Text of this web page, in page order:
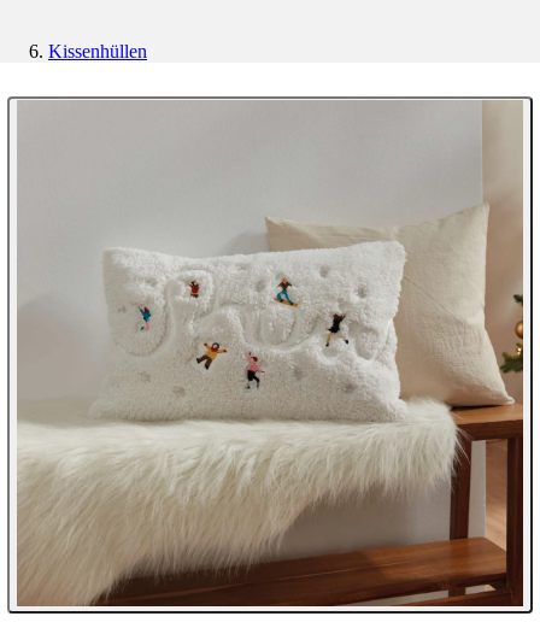
Kissenhüllen